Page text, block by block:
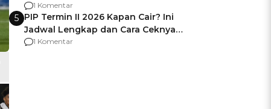
Usai Jadi Brigjen
1 Komentar
5 PIP Termin II 2026 Kapan Cair? Ini
Jadwal Lengkap dan Cara Ceknya
agar Dana Tidak Hangus!
1 Komentar